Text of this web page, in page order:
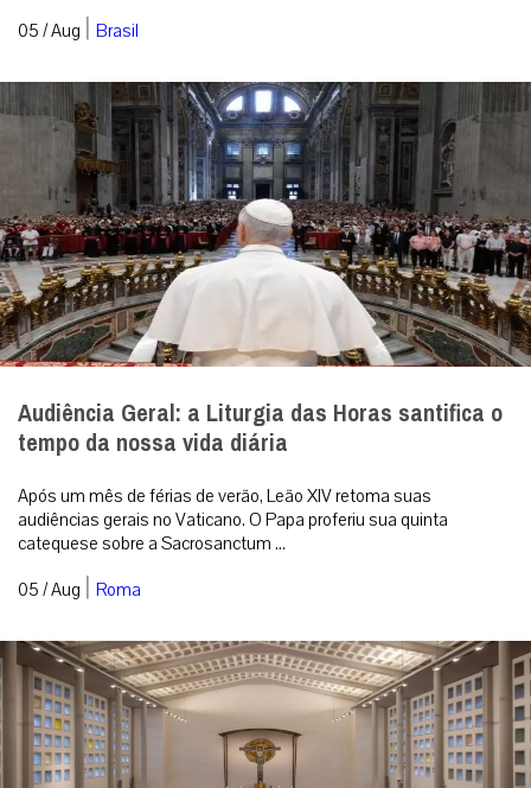
05 / Aug | Brasil
Audiência Geral: a Liturgia das Horas santifica o
tempo da nossa vida diária
Após um mês de férias de verão, Leão XIV retoma suas
audiências gerais no Vaticano. O Papa proferiu sua quinta
catequese sobre a Sacrosanctum ...
05 / Aug | Roma